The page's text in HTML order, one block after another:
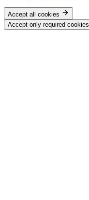
Accept all cookies
Accept only required cookies